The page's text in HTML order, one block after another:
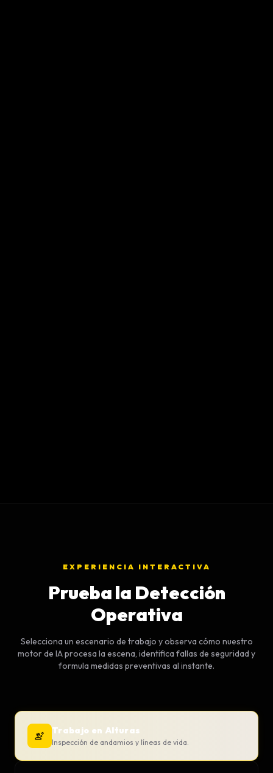
EXPERIENCIA INTERACTIVA
Prueba la Detección
Operativa
Selecciona un escenario de trabajo y observa cómo nuestro
motor de IA procesa la escena, identifica fallas de seguridad y
formula medidas preventivas al instante.
engineering Trabajo en Alturas
Inspección de andamios y líneas de vida.